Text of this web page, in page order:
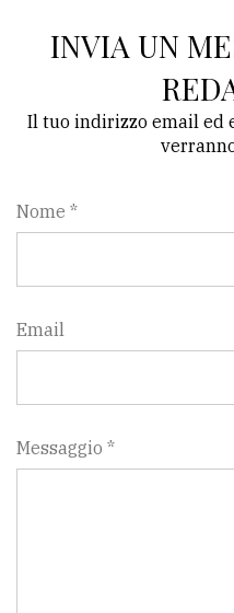
INVIA UN
Il tuo indirizzo email ed
Nome *
Email
Messaggio *